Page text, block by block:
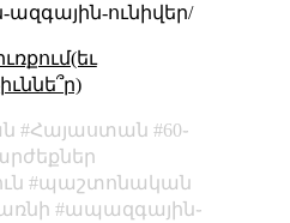
ունիվեր/
Հայաստան
60֊
պաշտոնական
ապազգային֊